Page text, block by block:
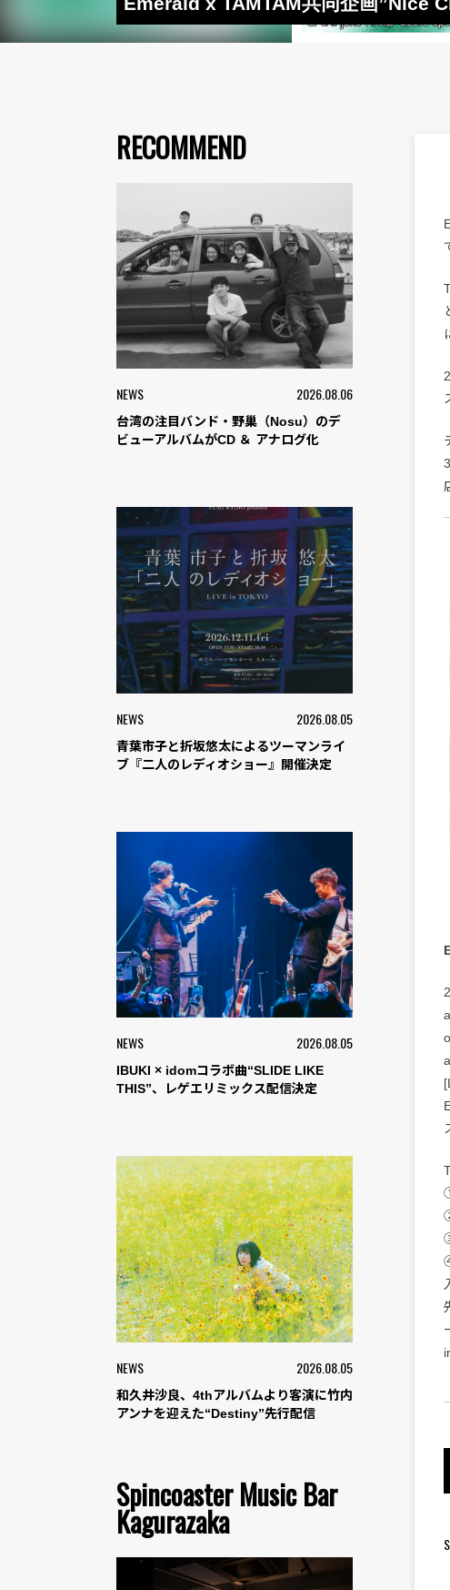
RECOMMEND
NEWS 2026.08.06
台湾の注目バンド・野巢（Nosu）のデ
ビューアルバムがCD ＆ アナログ化
NEWS 2026.08.05
青葉市子と折坂悠太によるツーマンライ
ブ『二人のレディオショー』開催決定
NEWS 2026.08.05
IBUKI × idomコラボ曲“SLIDE LIKE
THIS”、レゲエリミックス配信決定
NEWS 2026.08.05
和久井沙良、4thアルバムより客演に竹内
アンナを迎えた“Destiny”先行配信
Spincoaster Music Bar
Kagurazaka